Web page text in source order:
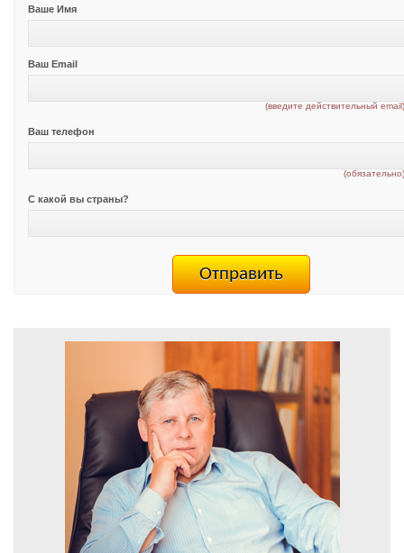
Ваше Имя
Ваш Email
(введите действительный
Ваш телефон
С какой вы страны?